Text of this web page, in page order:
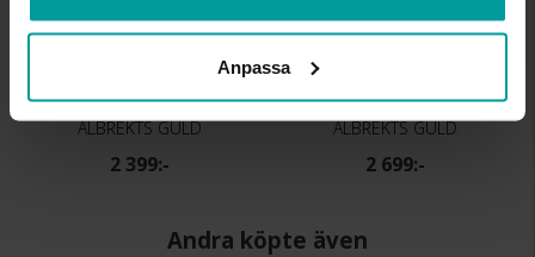
Anpassa
Örhängen i 18K guld
ALBREKTS GULD
2 399:-
Örhängen i 18K guld
ALBREKTS GULD
2 699:-
Andra köpte även